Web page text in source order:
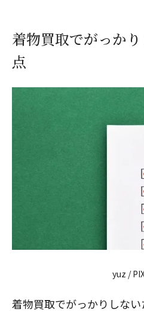
着物買取でがっか
点
yuz /
着物買取でがっかりしな
閉じ